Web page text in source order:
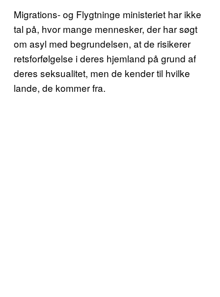
Migrations- og Flygtninge ministeriet har ikke
tal på, hvor mange mennesker, der har søgt
om asyl med begrundelsen, at de risikerer
retsforfølgelse i deres hjemland på grund af
deres seksualitet, men de kender til hvilke
lande, de kommer fra.